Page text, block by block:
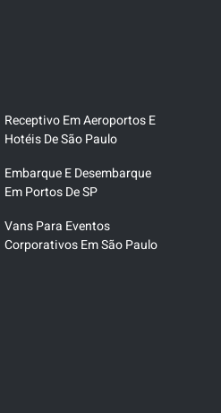
Receptivo Em Aeroportos E
Hotéis De São Paulo
Embarque E Desembarque
Em Portos De SP
Vans Para Eventos
Corporativos Em São Paulo